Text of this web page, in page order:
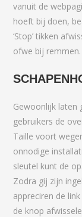
vanuit de
hoeft bij doen,
‘Stop’ tikken
ofwe bij remmen.
Gewoonlijk laten
gebruikers de
Taille voort
onnodige
sleutel kunt de
Zodra gij zijn
appreciren de
de knop